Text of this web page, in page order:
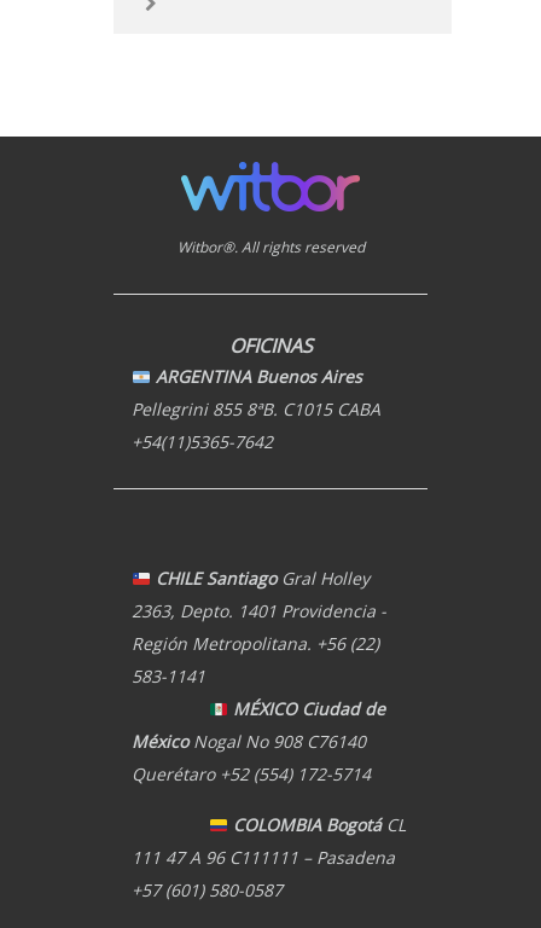
Witbor®. All rights reserved
OFICINAS
ARGENTINA Buenos Aires
Pellegrini 855 8ªB. C1015 CABA
+54(11)5365-7642
CHILE Santiago Gral Holley
2363, Depto. 1401 Providencia -
Región Metropolitana. +56 (22)
583-1141
MÉXICO Ciudad de
MéxicoNogal No 908 C76140
Querétaro +52 (554) 172-5714
COLOMBIA BogotáCL
111 47 A 96 C111111 – Pasadena
+57 (601) 580-0587